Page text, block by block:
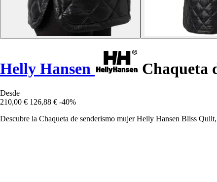
Helly Hansen Chaqueta
Desde
210,00 € 126,88 € -40%
Descubre la Chaqueta de senderismo mujer Helly Hansen Bliss